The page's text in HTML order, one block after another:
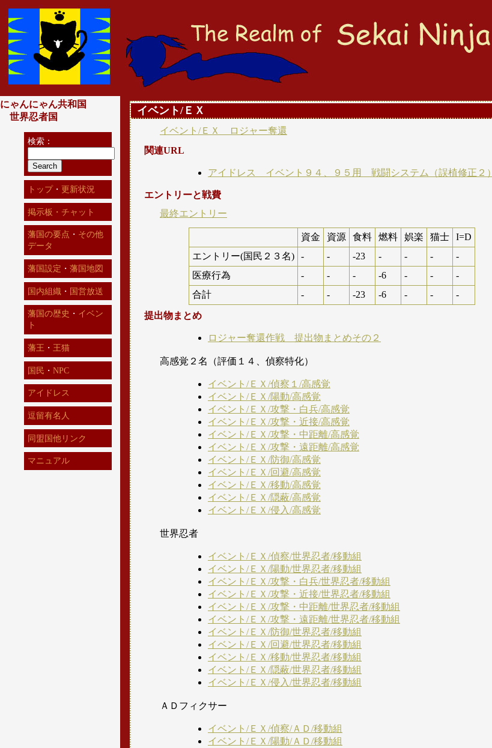
イベント/ＥＸ
イベント/ＥＸ ロジャー奪還
関連URL
アイドレス イベント９４、９５用 戦闘システム（誤植修正２）
エントリーと戦費
最終エントリー
資金 資源 食料 燃料 娯楽 猫士
I=D
エントリー(国民２３名)
- - -23 - - -
-
医療行為
- - - -6 - -
-
合計
- - -23 -6 - - -
提出物まとめ
ロジャー奪還作戦 提出物まとめその２
高感覚２名（評価１４、偵察特化）
イベント/ＥＸ/偵察１/高感覚
イベント/ＥＸ/陽動/高感覚
イベント/ＥＸ/攻撃・白兵/高感覚
イベント/ＥＸ/攻撃・近接/高感覚
イベント/ＥＸ/攻撃・中距離/高感覚
イベント/ＥＸ/攻撃・遠距離/高感覚
イベント/ＥＸ/防御/高感覚
イベント/ＥＸ/回避/高感覚
イベント/ＥＸ/移動/高感覚
イベント/ＥＸ/隠蔽/高感覚
イベント/ＥＸ/侵入/高感覚
世界忍者
イベント/ＥＸ/偵察/世界忍者/移動組
イベント/ＥＸ/陽動/世界忍者/移動組
イベント/ＥＸ/攻撃・白兵/世界忍者/移動組
イベント/ＥＸ/攻撃・近接/世界忍者/移動組
イベント/ＥＸ/攻撃・中距離/世界忍者/移動組
イベント/ＥＸ/攻撃・遠距離/世界忍者/移動組
イベント/ＥＸ/防御/世界忍者/移動組
イベント/ＥＸ/回避/世界忍者/移動組
イベント/ＥＸ/移動/世界忍者/移動組
イベント/ＥＸ/隠蔽/世界忍者/移動組
イベント/ＥＸ/侵入/世界忍者/移動組
ＡＤフィクサー
イベント/ＥＸ/偵察/ＡＤ/移動組
イベント/ＥＸ/陽動/ＡＤ/移動組
にゃんにゃん共和国
世界忍者国
検索：
トップ・ 更新状況
掲示板・チャット
藩国の要点 ・ その他
データ
藩国設定 ・ 藩国地図
国内組織 ・ 国営放送
藩国の歴史 ・ イベン
ト
藩王 ・ 王猫
国民 ・ NPC
アイドレス
逗留有名人
同盟国他リンク
マニュアル